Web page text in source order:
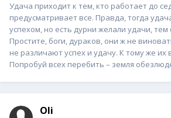
Удача приходит к тем, кто работает до
предусматривает все. Правда, тогда
успехом, но есть дурни желали удачи, тем
Простите, боги, дураков, они ж не
не различают успех и удачу. К тому же их
Попробуй всех перебить – земля
Oli